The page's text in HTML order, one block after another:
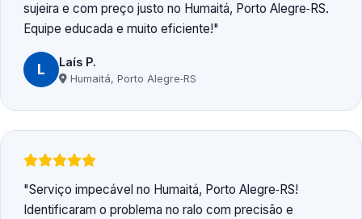
sujeira e com preço justo no Humaitá, Porto Alegre‑RS.
Equipe educada e muito eficiente!
L Laís P.
Humaitá, Porto Alegre‑RS
Serviço impecável no Humaitá, Porto Alegre‑RS!
Identificaram o problema no ralo com precisão e